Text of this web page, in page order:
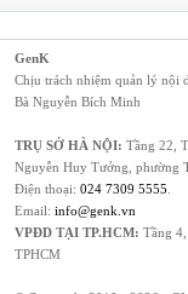
GenK
Chịu trách nhiệm quản lý nội
Bà Nguyễn Bích Minh
TRỤ SỞ HÀ NỘI: Tầng 22,
Nguyễn Huy Tưởng, phường
Điện thoại: 024 7309 5555
Email: info@genk.vn
VPĐD TẠI TP.HCM: Tầng
TPHCM